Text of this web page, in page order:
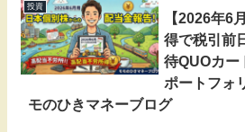
投資
【2026年6
得で税引前
待QUOカー
ポートフォ
モのひきマネーブログ